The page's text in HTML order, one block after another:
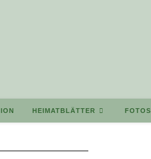
HEIMATBLÄTTER FOTOS